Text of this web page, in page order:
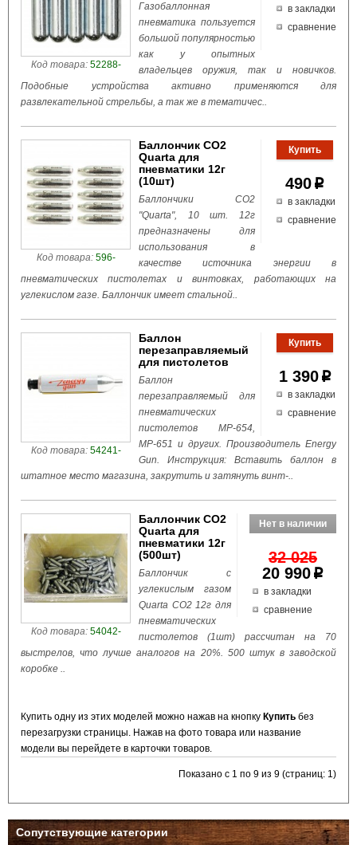
в закладки
сравнение
Код товара:52288-
Газобаллонная
пневматика пользуется
большой популярностью
как у опытных
владельцев оружия, так и новичков.
Подобные устройства активно применяются для
развлекательной стрельбы, а так же в тематичес..
490 p
в закладки
сравнение
Код товара:596-
Баллончик СО2
Quarta для
пневматики 12г
(10шт)
Баллончики CO2
"Quarta", 10 шт. 12г
предназначены для
использования в
качестве источника энергии в
пневматических пистолетах и винтовках, работающих на
углекислом газе. Баллончик имеет стальной..
1 390p
в закладки
сравнение
Код товара:54241-
Баллон
перезаправляемый
для пистолетов
Баллон
перезаправляемый для
пневматических
пистолетов МР-654,
МР-651 и других. Производитель Energy
Gun. Инструкция: Вставить баллон в
штатное место магазина, закрутить и затянуть винт-..
32 025
20 990 p
в закладки
сравнение
Код товара:54042-
Баллончик СО2
Quarta для
пневматики 12г
(500шт)
Баллончик с
углекислым газом
Quarta СО2 12г для
пневматических
пистолетов (1шт) расcчитан на 70
выстрелов, что лучше аналогов на 20%. 500 штук в заводской
коробке ..
Купить одну из этих моделей можно нажав на кнопку Купить без
перезагрузки страницы. Нажав на фото товара или название
модели вы перейдете в карточки товаров.
Показано с 1 по 9 из 9 (страниц: 1)
Сопутствующие категории